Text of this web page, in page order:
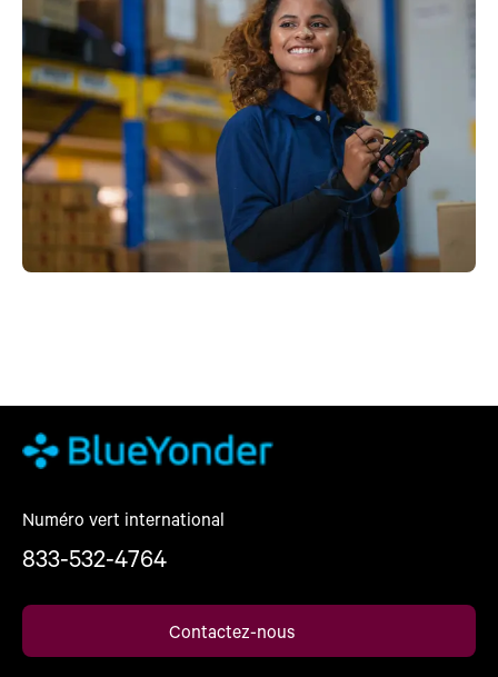
Numéro vert international
833-532-4764
Contactez-nous